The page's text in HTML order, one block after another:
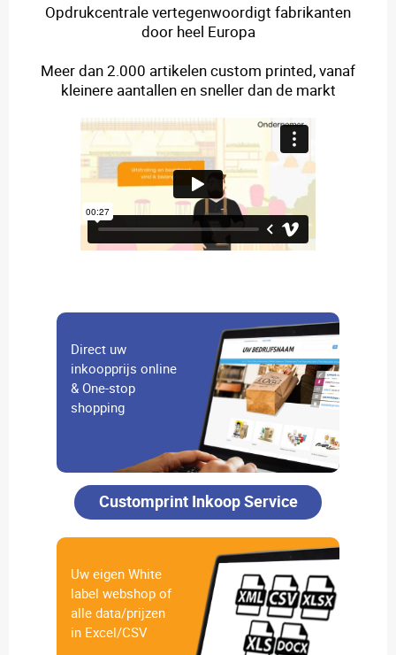
Opdrukcentrale vertegenwoordigt fabrikanten
door heel Europa
Meer dan 2.000 artikelen custom printed, vanaf
kleinere aantallen en sneller dan de markt
Direct uw
inkoopprijs online
& One-stop
shopping
Customprint Inkoop Service
Uw eigen White
label webshop of
alle data/prijzen
in Excel/CSV